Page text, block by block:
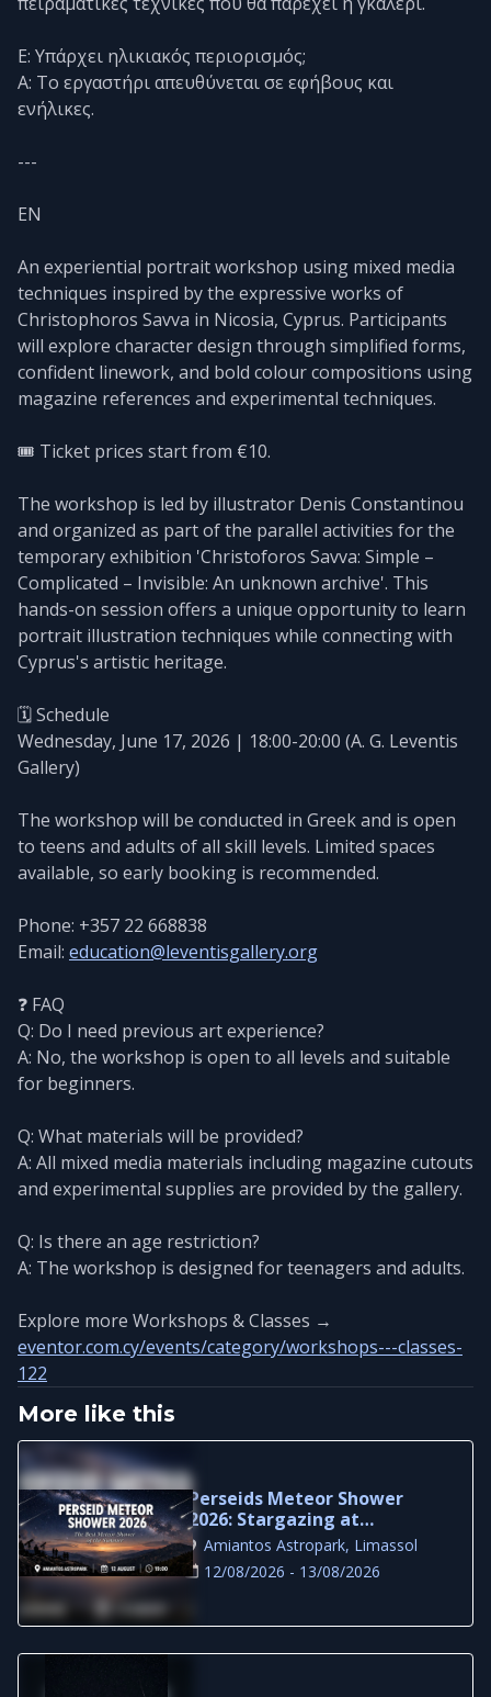
Ε: Υπάρχει ηλικιακός περιορισμός;
Α: Το εργαστήρι απευθύνεται σε εφήβους και
ενήλικες.
---
EN
An experiential portrait workshop using mixed media
techniques inspired by the expressive works of
Christophoros Savva in Nicosia, Cyprus. Participants
will explore character design through simplified forms,
confident linework, and bold colour compositions using
magazine references and experimental techniques.
🎟️ Ticket prices start from €10.
The workshop is led by illustrator Denis Constantinou
and organized as part of the parallel activities for the
temporary exhibition 'Christoforos Savva: Simple –
Complicated – Invisible: An unknown archive'. This
hands-on session offers a unique opportunity to learn
portrait illustration techniques while connecting with
Cyprus's artistic heritage.
🗓️ Schedule
Wednesday, June 17, 2026 | 18:00-20:00 (A. G. Leventis
Gallery)
The workshop will be conducted in Greek and is open
to teens and adults of all skill levels. Limited spaces
available, so early booking is recommended.
Phone: +357 22 668838
Email: education@leventisgallery.org
❓ FAQ
Q: Do I need previous art experience?
A: No, the workshop is open to all levels and suitable
for beginners.
Q: What materials will be provided?
A: All mixed media materials including magazine cutouts
and experimental supplies are provided by the gallery.
Q: Is there an age restriction?
A: The workshop is designed for teenagers and adults.
Explore more Workshops & Classes →
eventor.com.cy/events/category/workshops---classes-
122
More like this
Perseids Meteor Shower
2026: Stargazing at
Amiantos
Amiantos Astropark, Limassol
12/08/2026 - 13/08/2026